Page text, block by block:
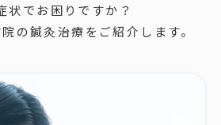
状でお困りですか？
の鍼灸治療をご紹介します。